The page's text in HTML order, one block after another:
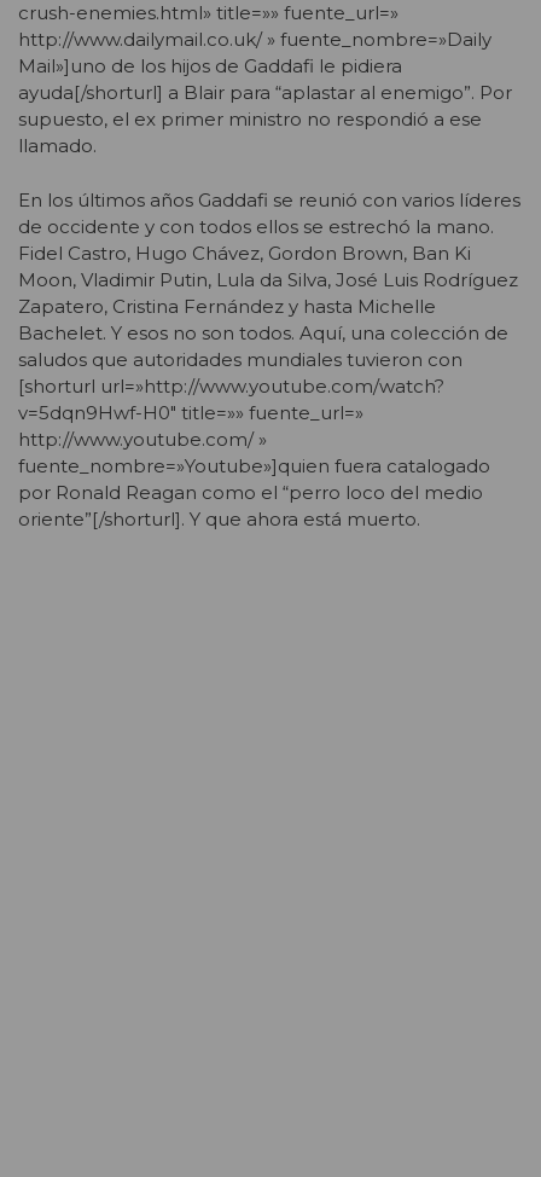
crush-enemies.html» title=»» fuente_url=»
http://www.dailymail.co.uk/ » fuente_nombre=»Daily
Mail»]uno de los hijos de Gaddafi le pidiera
ayuda[/shorturl] a Blair para “aplastar al enemigo”. Por
supuesto, el ex primer ministro no respondió a ese
llamado.
En los últimos años Gaddafi se reunió con varios líderes
de occidente y con todos ellos se estrechó la mano.
Fidel Castro, Hugo Chávez, Gordon Brown, Ban Ki
Moon, Vladimir Putin, Lula da Silva, José Luis Rodríguez
Zapatero, Cristina Fernández y hasta Michelle
Bachelet. Y esos no son todos. Aquí, una colección de
saludos que autoridades mundiales tuvieron con
[shorturl url=»http://www.youtube.com/watch?
v=5dqn9Hwf-H0″ title=»» fuente_url=»
http://www.youtube.com/ »
fuente_nombre=»Youtube»]quien fuera catalogado
por Ronald Reagan como el “perro loco del medio
oriente”[/shorturl]. Y que ahora está muerto.